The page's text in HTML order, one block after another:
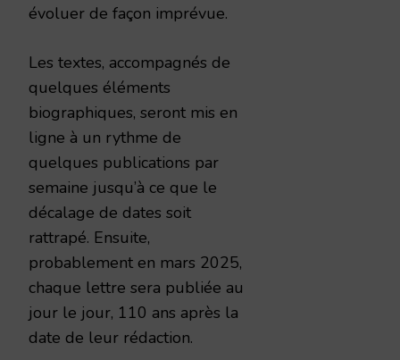
évoluer de façon imprévue.
Les textes, accompagnés de
quelques éléments
biographiques, seront mis en
ligne à un rythme de
quelques publications par
semaine jusqu’à ce que le
décalage de dates soit
rattrapé. Ensuite,
probablement en mars 2025,
chaque lettre sera publiée au
jour le jour, 110 ans après la
date de leur rédaction.